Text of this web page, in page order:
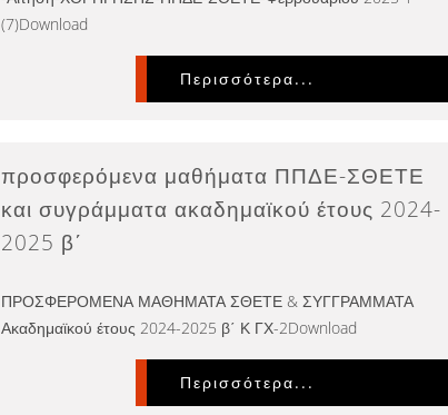
(7)Download
Περισσότερα...
προσφερόμενα μαθήματα ΠΠΔΕ-ΣΘΕΤΕ
και συγράμματα ακαδημαϊκού έτους 2024-
2025 β΄
ΠΡΟΣΦΕΡΟΜΕΝΑ ΜΑΘΗΜΑΤΑ ΣΘΕΤΕ & ΣΥΓΓΡΑΜΜΑΤΑ
Ακαδημαϊκού έτους 2024-2025 β΄ Κ ΓΧ-2Download
Περισσότερα...